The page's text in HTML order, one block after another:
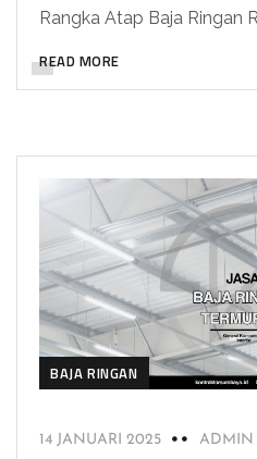
Rangka Atap Baja Ringan
READ MORE
BAJA RINGAN
14 JANUARI 2025 ADMIN